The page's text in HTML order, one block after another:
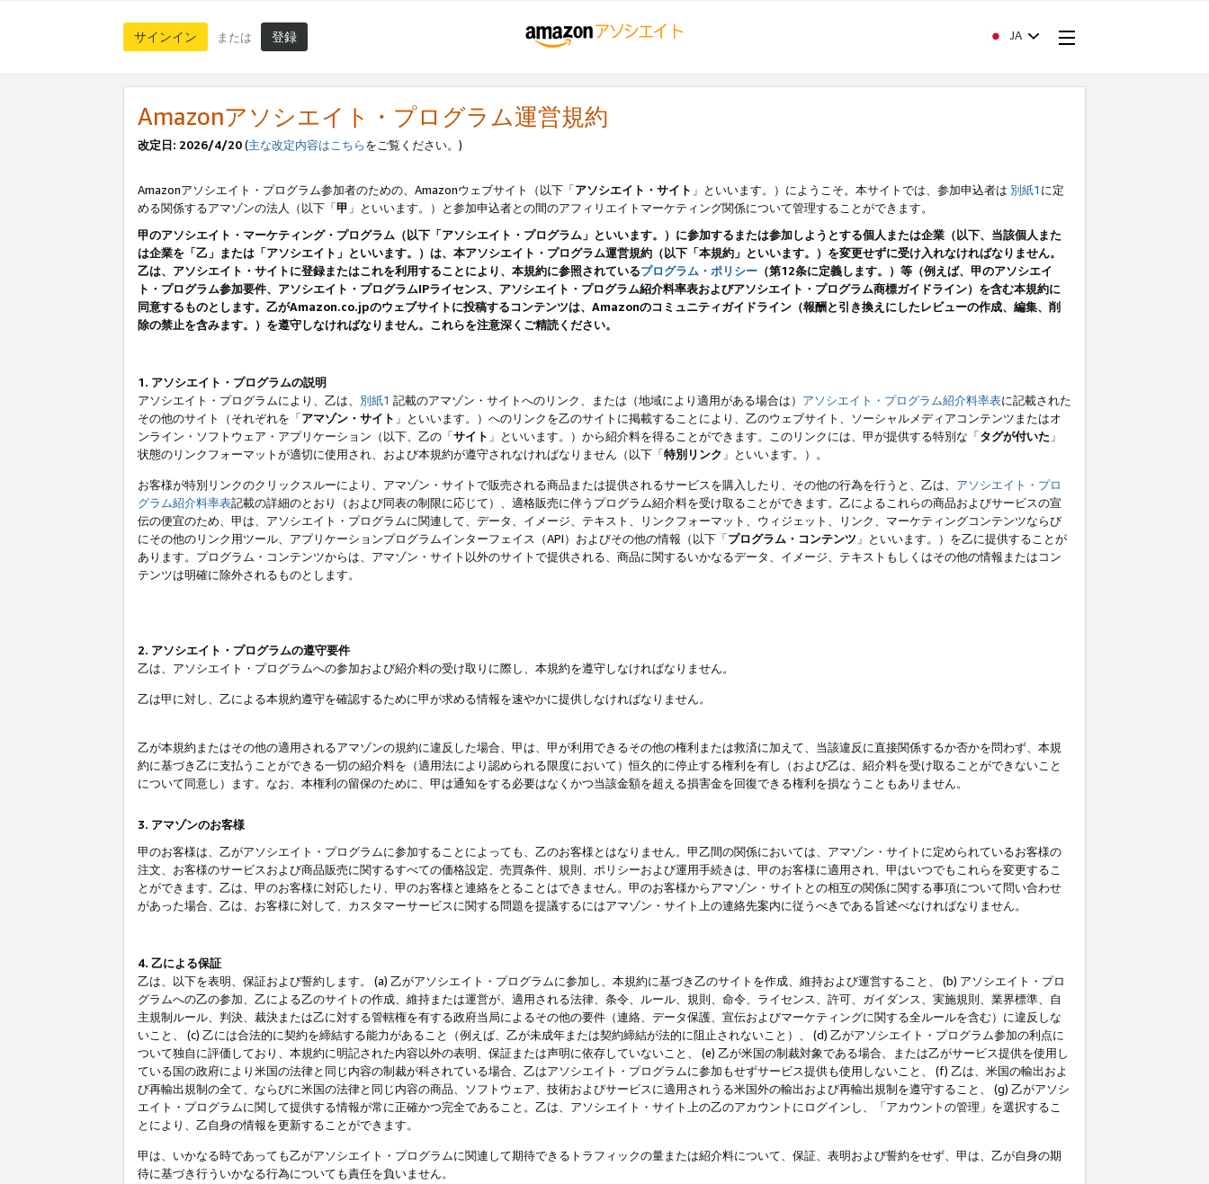
サインイン または 登録 JA
Amazonアソシエイト・プログラム運営規約
改定日: 2026/4/20(主な改定内容はこちらをご覧ください。)
Amazonアソシエイト・プログラム参加者のための、Amazonウェブサイト（以下「アソシエイト・サイト 」といいます。）にようこそ。本サイトでは、参加申込者は 別紙1 に定
める関係するアマゾンの法人（以下「甲 」といいます。）と参加申込者との間のアフィリエイトマーケティング関係について管理することができます。
甲のアソシエイト・マーケティング・プログラム（以下「アソシエイト・プログラム」といいます。）に参加するまたは参加しようとする個人または企業（以下、当該個人また
は企業を「乙」または「アソシエイト」といいます。）は、本アソシエイト・プログラム運営規約（以下「本規約」といいます。）を変更せずに受け入れなければなりません。
乙は、アソシエイト・サイトに登録またはこれを利用することにより、本規約に参照されているプログラム・ポリシー （第12条に定義します。）等（例えば、甲のアソシエイ
ト・プログラム参加要件、アソシエイト・プログラムIPライセンス、アソシエイト・プログラム紹介料率表およびアソシエイト・プログラム商標ガイドライン）を含む本規約に
同意するものとします。乙がAmazon.co.jpのウェブサイトに投稿するコンテンツは、Amazonのコミュニティガイドライン（報酬と引き換えにしたレビューの作成、編集、削
除の禁止を含みます。）を遵守しなければなりません。これらを注意深くご精読ください。
1. アソシエイト・プログラムの説明
アソシエイト・プログラムにより、乙は、 別紙1 記載のアマゾン・サイトへのリンク、または（地域により適用がある場合は） アソシエイト・プログラム紹介料率表に記載された
その他のサイト（それぞれを「アマゾン・サイト 」といいます。）へのリンクを乙のサイトに掲載することにより、乙のウェブサイト、ソーシャルメディアコンテンツまたはオ
ンライン・ソフトウェア・アプリケーション（以下、乙の「サイト 」といいます。）から紹介料を得ることができます。このリンクには、甲が提供する特別な「タグが付いた 」
状態のリンクフォーマットが適切に使用され、および本規約が遵守されなければなりません（以下「特別リンク 」といいます。）。
お客様が特別リンクのクリックスルーにより、アマゾン・サイトで販売される商品または提供されるサービスを購入したり、その他の行為を行うと、乙は、 アソシエイト・プロ
グラム紹介料率表記載の詳細のとおり（および同表の制限に応じて）、適格販売に伴うプログラム紹介料を受け取ることができます。乙によるこれらの商品およびサービスの宣
伝の便宜のため、甲は、アソシエイト・プログラムに関連して、データ、イメージ、テキスト、リンクフォーマット、ウィジェット、リンク、マーケティングコンテンツならび
にその他のリンク用ツール、アプリケーションプログラムインターフェイス（API）およびその他の情報（以下「プログラム・コンテンツ 」といいます。）を乙に提供することが
あります。プログラム・コンテンツからは、アマゾン・サイト以外のサイトで提供される、商品に関するいかなるデータ、イメージ、テキストもしくはその他の情報またはコン
テンツは明確に除外されるものとします。
2. アソシエイト・プログラムの遵守要件
乙は、アソシエイト・プログラムへの参加および紹介料の受け取りに際し、本規約を遵守しなければなりません。
乙は甲に対し、乙による本規約遵守を確認するために甲が求める情報を速やかに提供しなければなりません。
乙が本規約またはその他の適用されるアマゾンの規約に違反した場合、甲は、甲が利用できるその他の権利または救済に加えて、当該違反に直接関係するか否かを問わず、本規
約に基づき乙に支払うことができる一切の紹介料を（適用法により認められる限度において）恒久的に停止する権利を有し（および乙は、紹介料を受け取ることができないこと
について同意し）ます。なお、本権利の留保のために、甲は通知をする必要はなくかつ当該金額を超える損害金を回復できる権利を損なうこともありません。
3. アマゾンのお客様
甲のお客様は、乙がアソシエイト・プログラムに参加することによっても、乙のお客様とはなりません。甲乙間の関係においては、アマゾン・サイトに定められているお客様の
注文、お客様のサービスおよび商品販売に関するすべての価格設定、売買条件、規則、ポリシーおよび運用手続きは、甲のお客様に適用され、甲はいつでもこれらを変更するこ
とができます。乙は、甲のお客様に対応したり、甲のお客様と連絡をとることはできません。甲のお客様からアマゾン・サイトとの相互の関係に関する事項について問い合わせ
があった場合、乙は、お客様に対して、カスタマーサービスに関する問題を提議するにはアマゾン・サイト上の連絡先案内に従うべきである旨述べなければなりません。
4. 乙による保証
乙は、以下を表明、保証および誓約します。 (a) 乙がアソシエイト・プログラムに参加し、本規約に基づき乙のサイトを作成、維持および運営すること、 (b) アソシエイト・プロ
グラムへの乙の参加、乙による乙のサイトの作成、維持または運営が、適用される法律、条令、ルール、規則、命令、ライセンス、許可、ガイダンス、実施規則、業界標準、自
主規制ルール、判決、裁決または乙に対する管轄権を有する政府当局によるその他の要件（連絡、データ保護、宣伝およびマーケティングに関する全ルールを含む）に違反しな
いこと、 (c) 乙には合法的に契約を締結する能力があること（例えば、乙が未成年または契約締結が法的に阻止されないこと）、 (d) 乙がアソシエイト・プログラム参加の利点に
ついて独自に評価しており、本規約に明記された内容以外の表明、保証または声明に依存していないこと、 (e) 乙が米国の制裁対象である場合、または乙がサービス提供を使用し
ている国の政府により米国の法律と同じ内容の制裁が科されている場合、乙はアソシエイト・プログラムに参加もせずサービス提供も使用しないこと、 (f) 乙は、米国の輸出およ
び再輸出規制の全て、ならびに米国の法律と同じ内容の商品、ソフトウェア、技術およびサービスに適用されうる米国外の輸出および再輸出規制を遵守すること、 (g) 乙がアソシ
エイト・プログラムに関して提供する情報が常に正確かつ完全であること。乙は、アソシエイト・サイト上の乙のアカウントにログインし、「アカウントの管理」を選択するこ
とにより、乙自身の情報を更新することができます。
甲は、いかなる時であっても乙がアソシエイト・プログラムに関連して期待できるトラフィックの量または紹介料について、保証、表明および誓約をせず、甲は、乙が自身の期
待に基づき行ういかなる行為についても責任を負いません。